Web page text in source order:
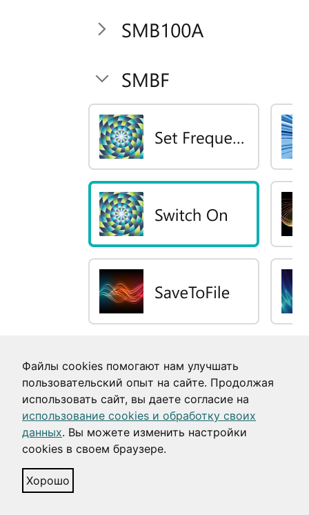
Файлы cookies помогают нам улучшать
пользовательский опыт на сайте. Продолжая
использовать сайт, вы даете согласие на
использование cookies и обработку своих
данных. Вы можете изменить настройки
cookies в своем браузере.
Хорошо